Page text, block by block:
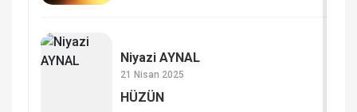
Niyazi AYNAL
21 Nisan 2025
HÜZÜN